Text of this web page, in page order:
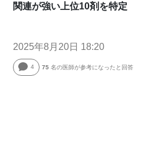
関連が強い上位10剤を特定
2025年8月20日 18:20
4 75 名の医師が参考になったと回答